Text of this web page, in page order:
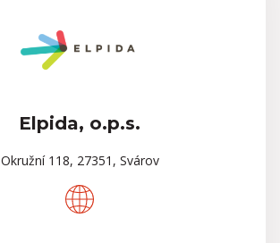
Elpida, o.p.s.
Okružní 118, 27351, Svárov